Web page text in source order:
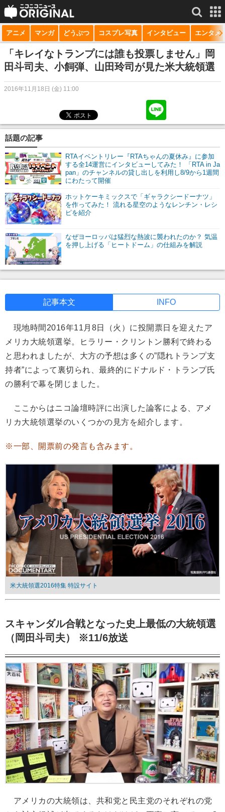
サービス一覧 もっと見る
niconico
動画
生放送
チャンネル
マンガ
ニコニコQ
アニメ マンガ どうぶつ コスプレ写真 インタビュー エンタメ
「キレイなトランプには誰も投票しません」岡
田斗司夫、小飼弾、山田玲司が見た米大統領選
2016年11月18日 (金) 11:00
話題の記事
RTAイベントリレー『RTAちゃんの夏休み』に参加
する全14運営にインタビューしてみた！ 「RTA in Ja
pan」のチャンネルの貸し出しを利用し8/9から1週間
にわたって開催
ホットケーキミックスで「ギャラクシードーナツ」
を作ってみた！ 流れる星空のようなレンチン・レシ
ピを紹介
なぜヨーロッパは猛烈な熱波に襲われたのか？ 気温
を押し上げる「ヒートドーム」の仕組みを解説
記事本文 INFO
現地時間2016年11月8日（火）に投開票日を迎えたア
メリカ大統領選挙。ヒラリー・クリントン勝利で終わる
と思われましたが、大方の予想は多くの”隠れトランプ支
持者”によって裏切られ、最終的にドナルド・トランプ氏
の勝利で幕を閉じました。
ここからはニコ論壇時評に出演した論客による、アメ
リカ大統領選挙のいくつかの見方を紹介します。
※一部、開票前の発言も含みます。
米大統領選2016特集 特設サイト
スキャンダル合戦となった史上最低の大統領選
（岡田斗司夫） ※11/6放送
アメリカの大統領は、共和党と民主党のそれぞれの党